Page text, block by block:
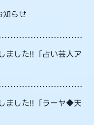
知らせ
ました!!「占い芸人ア
ました!!「ラーヤ◆天